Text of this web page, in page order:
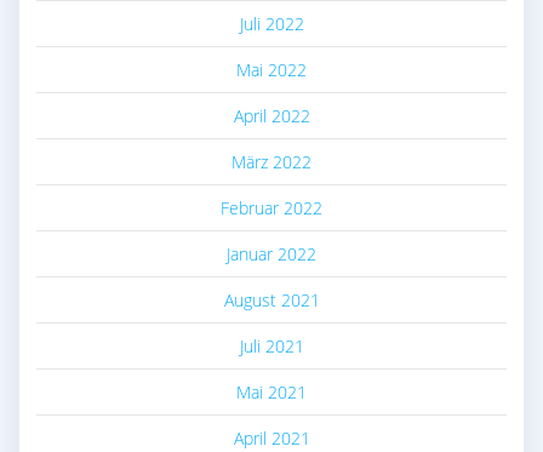
Juli 2022
Mai 2022
April 2022
März 2022
Februar 2022
Januar 2022
August 2021
Juli 2021
Mai 2021
April 2021